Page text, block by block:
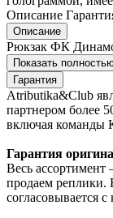
Описание
Описание
Рюкзак ФК
Показать
Гарантия
Atributika&Club
партнером более
включая
Гарантия
Весь
продаем реплики.
согласовывается